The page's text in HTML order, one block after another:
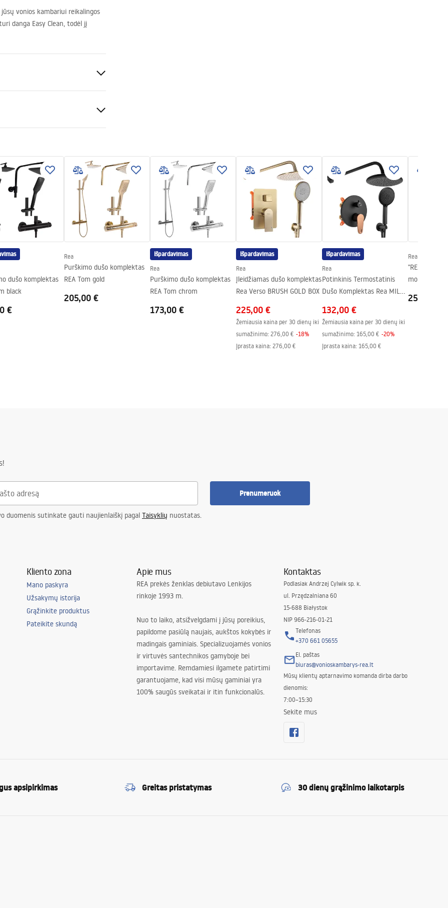
vonios kambariui reikalingos
danga Easy Clean, todėl jį
baseino arba ant grindų
iš abiejų pusių, fiksuotas stiklas
Kabiny Diamond PL.pdf
bezpieczeństwa
BEZPIECZENSTWA
DRZWI PARAWANY.pdf
dušo komplektas
black
€
Rea
Purškimo dušo komplektas
REA Tom gold
205,00 €
Išpardavimas
Rea
Purškimo dušo komplektas
REA Tom chrom
173,00 €
Išpardavimas
Rea
Įleidžiamas dušo komplektas
Rea Verso BRUSH GOLD BOX
225,00 €
Žemiausia kaina per 30 dienų iki
sumažinimo: 276,00 € -18%
Įprasta kaina: 276,00 €
Išpardavimas
Rea
Potinkinis Termostatinis
Dušo Komplektas Rea MILD
132,00 €
Žemiausia kaina per 30 dienų iki
sumažinimo: 165,00 € -20%
Įprasta kaina: 165,00 €
Rea
"REA Lungo"
montavimo
253,00 €
Prenumeruok
duomenis sutinkate gauti naujienlaiškį pagal Taisyklių nuostatas.
Kliento zona
Mano paskyra
Užsakymų istorija
Grąžinkite produktus
Pateikite skundą
Apie mus
REA prekės ženklas debiutavo Lenkijos
rinkoje 1993 m.
Nuo to laiko, atsižvelgdami į jūsų poreikius,
papildome pasiūlą naujais, aukštos kokybės ir
madingais gaminiais. Specializuojamės vonios
ir virtuvės santechnikos gamyboje bei
importavime. Remdamiesi ilgamete patirtimi
garantuojame, kad visi mūsų gaminiai yra
100% saugūs sveikatai ir itin funkcionalūs.
Kontaktas
Podlasiak Andrzej Cylwik sp. k.
ul. Przędzalniana 60
15-688 Białystok
NIP 966-216-01-21
Telefonas
+370 661 05655
El. paštas
biuras@vonioskambarys-rea.lt
Mūsų klientų aptarnavimo komanda dirba darbo
dienomis:
7:00–15:30
Sekite mus
apsipirkimas Greitas pristatymas 30 dienų grąžinimo laikotarpis